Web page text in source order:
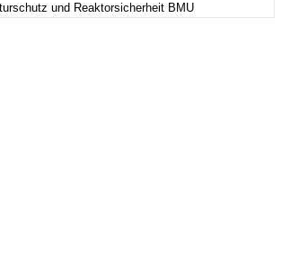
und Reaktorsicherheit BMU